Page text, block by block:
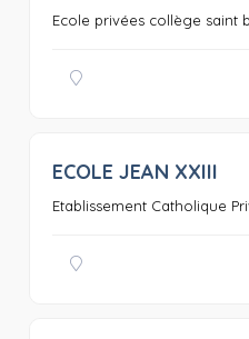
Ecole privées collège saint
ECOLE JEAN XXIII
Etablissement Catholique